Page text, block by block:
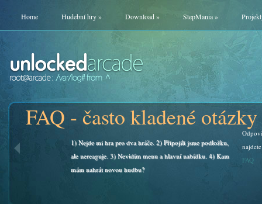
Home Hudební hry» Download» StepMania»
FAQ - často kladené otázky
1) Nejde mi hra pro dva hráče. 2) Připojili jsme podložku,
ale nereaguje. 3) Nevidím menu a hlavní nabídku. 4) Kam
mám nahrát novou hudbu?
FAQ